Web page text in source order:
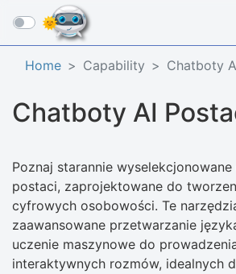
☰
Home Capability Chatboty
Chatboty AI
Poznaj starannie
postaci, zaprojektowane do
cyfrowych osobowości. Te
zaawansowane przetwarzanie
uczenie maszynowe do
interaktywnych rozmów, idealnych